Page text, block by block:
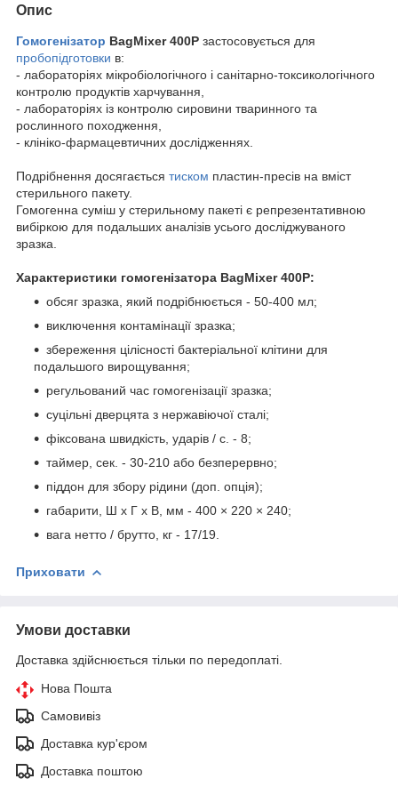
Опис
Гомогенізатор BagMixer 400P застосовується для
пробопідготовки в:
- лабораторіях мікробіологічного і санітарно-токсикологічного
контролю продуктів харчування,
- лабораторіях із контролю сировини тваринного та
рослинного походження,
- клініко-фармацевтичних дослідженнях.
Подрібнення досягається тиском пластин-пресів на вміст
стерильного пакету.
Гомогенна суміш у стерильному пакеті є репрезентативною
вибіркою для подальших аналізів усього досліджуваного
зразка.
Характеристики гомогенізатора BagMixer 400P:
обсяг зразка, який подрібнюється - 50-400 мл;
виключення контамінації зразка;
збереження цілісності бактеріальної клітини для
подальшого вирощування;
регульований час гомогенізації зразка;
cуцільні дверцята з нержавіючої сталі;
фіксована швидкість, ударів / с. - 8;
таймер, сек. - 30-210 або безперервно;
піддон для збору рідини (доп. опція);
габарити, Ш х Г х В, мм - 400 × 220 × 240;
вага нетто / брутто, кг - 17/19.
Приховати
Умови доставки
Доставка здійснюється тільки по передоплаті.
Нова Пошта
Самовивіз
Доставка кур'єром
Доставка поштою